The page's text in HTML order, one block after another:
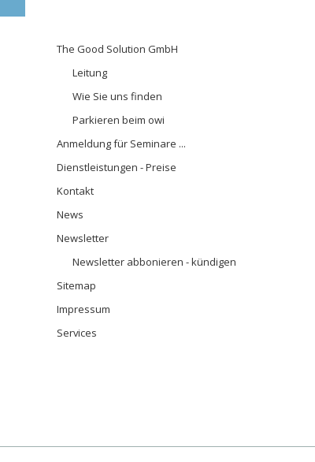
Navigation
The Good Solution GmbH
Leitung
Wie Sie uns finden
Parkieren beim owi
Anmeldung für Seminare ...
Dienstleistungen - Preise
Kontakt
News
Newsletter
Newsletter abbonieren - kündigen
Sitemap
Impressum
Services